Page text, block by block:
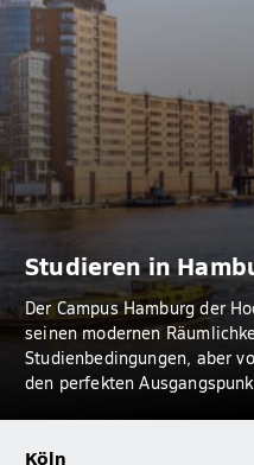
Studieren in
Der Campus Hamburg der
seinen modernen
Studienbedingungen, aber
den perfekten
Köln